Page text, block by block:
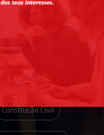
Construção Civil